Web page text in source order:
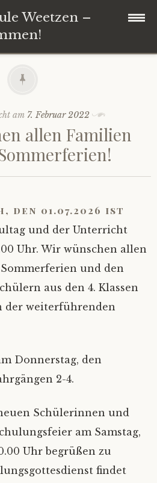
Weetzen –
am 7. Februar 2022
allen Familien
den 01.07.2026 ist
und der Unterricht
Uhr. Wir wünschen allen
und den
aus den 4. Klassen
der weiterführenden
Donnerstag, den
2-4.
Schülerinnen und
am Samstag,
Uhr begrüßen zu
findet